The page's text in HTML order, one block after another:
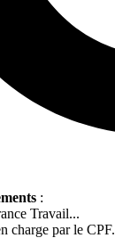
:
Travail...
charge par le CPF.